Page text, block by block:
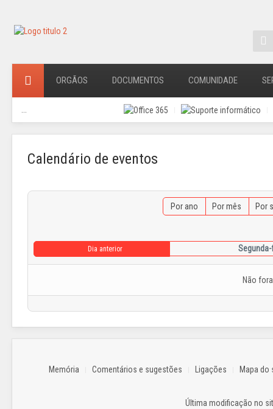
ORGÃOS DOCUMENTOS COMUNIDADE
Calendário de eventos
Por ano Por mês Por
Dia anterior
Não
Memória Comentários e sugestões Ligações Mapa do
Última modificação no